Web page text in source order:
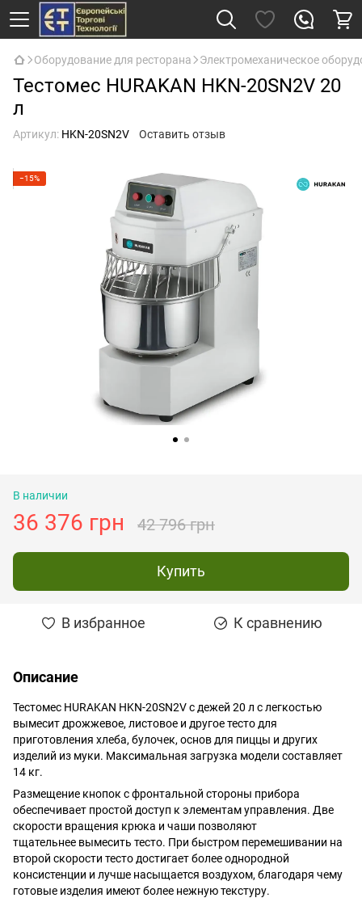
Оборудование для ресторана Электромеханическое
Тестомес HURAKAN HKN-20SN2V 20
л
Артикул: HKN-20SN2V Оставить отзыв
−15%
В наличии
36 376 грн 42 796 грн
Купить
В избранное К сравнению
Описание
Тестомес HURAKAN HKN-20SN2V с дежей 20 л с легкостью
вымесит дрожжевое, листовое и другое тесто для
приготовления хлеба, булочек, основ для пиццы и других
изделий из муки. Максимальная загрузка модели составляет
14 кг.
Размещение кнопок с фронтальной стороны прибора
обеспечивает простой доступ к элементам управления. Две
скорости вращения крюка и чаши позволяют
тщательнее вымесить тесто. При быстром перемешивании на
второй скорости тесто достигает более однородной
консистенции и лучше насыщается воздухом, благодаря чему
готовые изделия имеют более нежную текстуру.